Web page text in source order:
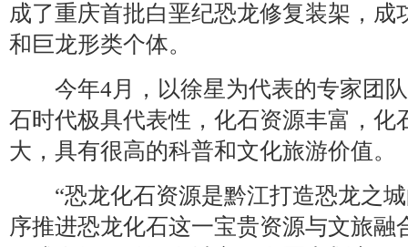
成了重庆首批白垩纪恐龙修复装架，成
和巨龙形类个体。
今年4月，以徐星为代表的专家团队
石时代极具代表性，化石资源丰富，化
大，具有很高的科普和文化旅游价值。
“恐龙化石资源是黔江打造恐龙之城
序推进恐龙化石这一宝贵资源与文旅融